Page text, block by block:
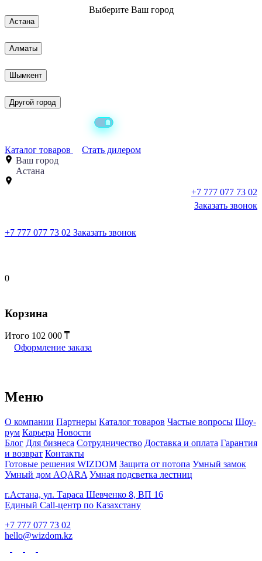
Выберите Ваш город
Астана
Алматы
Шымкент
Другой город
Каталог товаров
Стать дилером
Ваш город
Астана
+7 777 077 73 02
Заказать звонок
+7 777 077 73 02 Заказать звонок
0
Корзина
Итого 102 000
Оформление заказа
Меню
О компании Партнеры Каталог товаров Частые вопросы Шоу-
рум Карьера Новости
Блог Для бизнеса Сотрудничество Доставка и оплата Гарантия
и возврат Контакты
Готовые решения WIZDOM Защита от потопа Умный замок
Умный дом AQARA Умная подсветка лестниц
г.Астана, ул. Тараса Шевченко 8, ВП 16
Единый Call-центр по Казахстану
+7 777 077 73 02
hello@wizdom.kz